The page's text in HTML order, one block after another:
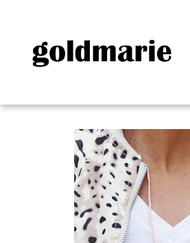
Direkt